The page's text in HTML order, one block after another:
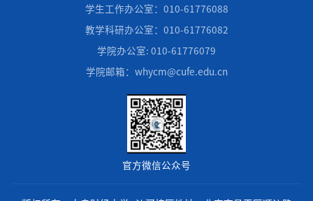
学生工作办公室：010-61776088
教学科研办公室：010-61776082
学院办公室: 010-61776079
学院邮箱：whycm@cufe.edu.cn
官方微信公众号